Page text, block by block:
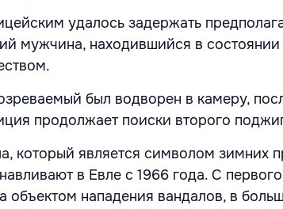
удалось задержать
мужчина, находившийся в
был водворен в камеру,
продолжает поиски второго
который является символом зимних
в Евле с 1966 года. С
объектом нападения вандалов, в